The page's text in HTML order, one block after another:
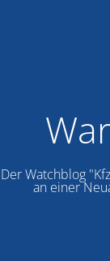
Der Watchblog
an einer